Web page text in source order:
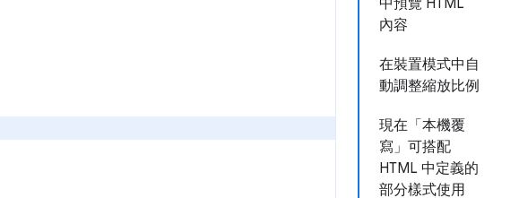
中預覽 HTML
內容
在裝置模式中自
動調整縮放比例
現在「本機覆
寫」可搭配
HTML 中定義的
部分樣式使用